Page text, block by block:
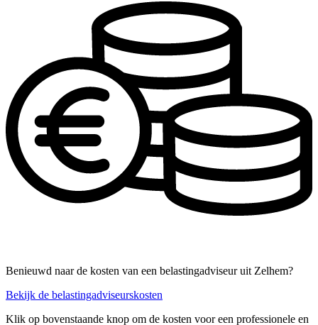
Benieuwd naar de kosten van een belastingadviseur uit Zelhem?
Bekijk de belastingadviseurskosten
Klik op bovenstaande knop om de kosten voor een professionele en